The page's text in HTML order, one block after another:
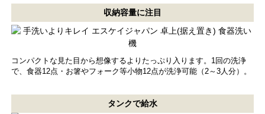
収納容量に注目
コンパクトな見た目から想像するよりたっぷり入ります。1回の洗浄
で、食器12点・お箸やフォーク等小物12点が洗浄可能（2～3人分）。
タンクで給水